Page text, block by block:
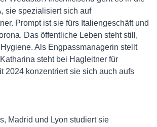
sie spezialisiert sich auf
Prompt ist sie fürs Italiengeschäft und
Das öffentliche Leben steht still,
Als Engpassmanagerin stellt
steht bei Hagleitner für
2024 konzentriert sie sich auch aufs
Madrid und Lyon studiert sie